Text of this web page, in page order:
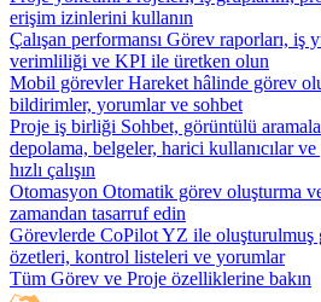
erişim izinlerini kullanın
Çalışan performansı Görev raporları, iş
verimliliği ve KPI ile üretken olun
Mobil görevler Hareket hâlinde görev
bildirimler, yorumlar ve sohbet
Proje iş birliği Sohbet, görüntülü
depolama, belgeler, harici kullanıcılar
hızlı çalışın
Otomasyon Otomatik görev oluşturma
zamandan tasarruf edin
Görevlerde CoPilotYZ ile oluşturulmuş
özetleri, kontrol listeleri ve yorumlar
Tüm Görev ve Proje özelliklerine bakın